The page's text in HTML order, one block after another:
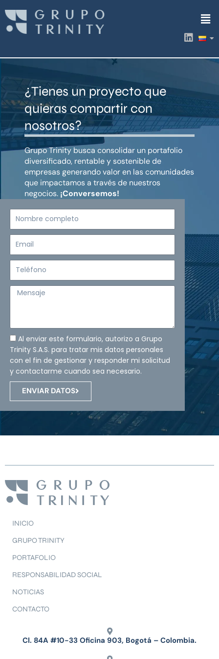
contenido
L
i
k
i
¿Tienes un proyecto que
quieras compartir con
nosotros?
Grupo Trinity busca consolidar un portafolio
diversificado, rentable y sostenible de
empresas generando valor en las comunidades
que impactamos a través de nuestros
negocios. ¡Conversemos!
Mensaje
Al enviar este formulario, autorizo a Grupo
Trinity S.A.S. para tratar mis datos personales
con el fin de gestionar y responder mi solicitud
y contactarme cuando sea necesario.
ENVIAR DATOS
INICIO
GRUPO TRINITY
PORTAFOLIO
RESPONSABILIDAD SOCIAL
NOTICIAS
CONTACTO
Cl. 84A #10-33 Oficina 903, Bogotá – Colombia.